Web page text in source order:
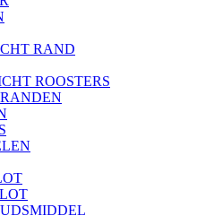
RAND
ROOSTERS